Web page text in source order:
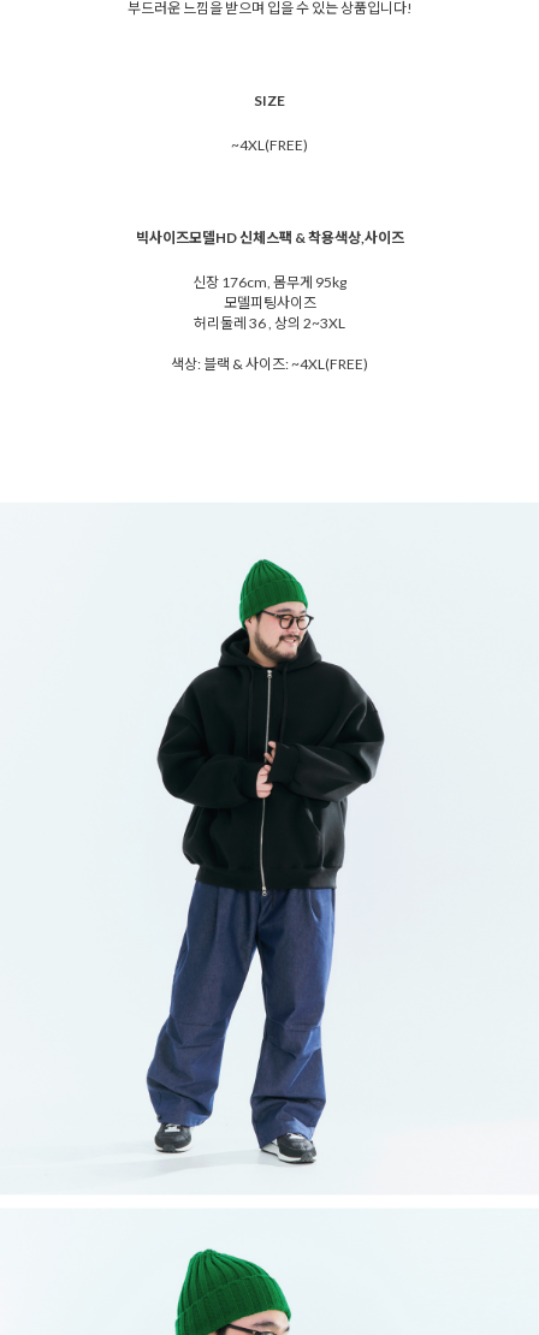
부드러운 느낌을 받으며 입을 수 있는 상품입니다!
SIZE
~4XL(FREE)
빅사이즈모델HD 신체스팩 & 착용색상,사이즈
신장 176cm, 몸무게 95kg
모델피팅사이즈
허리둘레 36 , 상의 2~3XL
색상: 블랙 & 사이즈: ~4XL(FREE)